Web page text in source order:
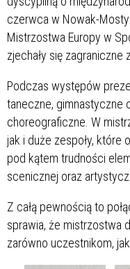
czerwca w Nowak-
Mistrzostwa Europy w
zjechały się zagraniczne
Podczas występów
taneczne, gimnastyczne
choreograficzne. W
jak i duże zespoły, które
pod kątem trudności
scenicznej oraz
Z całą pewnością to
sprawia, że mistrzostwa
zarówno uczestnikom,